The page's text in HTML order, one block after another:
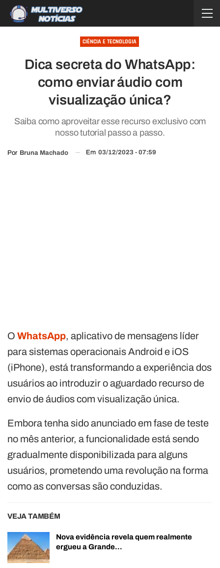
CIÊNCIA E TECNOLOGIA
Dica secreta do WhatsApp:
como enviar áudio com
visualização única?
Saiba como aproveitar esse recurso exclusivo com
nosso tutorial passo a passo.
Por Bruna Machado Em 03/12/2023 - 07:59
O WhatsApp, aplicativo de mensagens líder
para sistemas operacionais Android e iOS
(iPhone), está transformando a experiência dos
usuários ao introduzir o aguardado recurso de
envio de áudios com visualização única.
Embora tenha sido anunciado em fase de teste
no mês anterior, a funcionalidade está sendo
gradualmente disponibilizada para alguns
usuários, prometendo uma revolução na forma
como as conversas são conduzidas.
VEJA TAMBÉM
Nova evidência revela quem realmente
ergueu a Grande…